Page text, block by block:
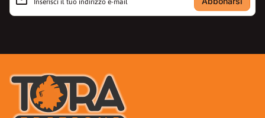
Inserisci il tuo indirizzo e-mail
Casa